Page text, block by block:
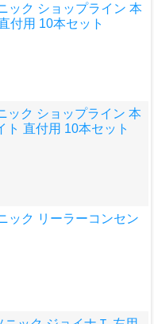
ック ショップライン 本
付用 10本セット
ック ショップライン 本
ト 直付用 10本セット
ック リーラーコンセン